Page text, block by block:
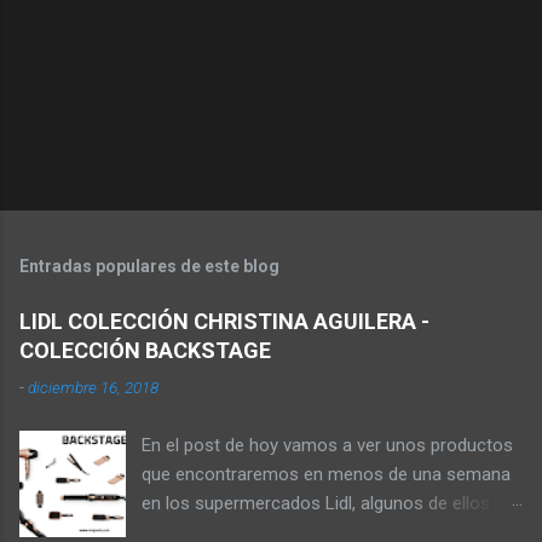
Entradas populares de este blog
LIDL COLECCIÓN CHRISTINA AGUILERA -
COLECCIÓN BACKSTAGE
-diciembre 16, 2018
En el post de hoy vamos a ver unos productos
que encontraremos en menos de una semana
en los supermercados Lidl, algunos de ellos se